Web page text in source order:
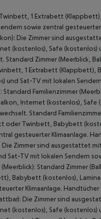
1 Extrabett
sowie zentral
Die Zimmer sind
(kostenlos), Safe (kostenlos)
Zimmer (Meerblick,
1 Extrabett (Klappbett),
und Sat-TV mit lokalen
Familienzimmer
Internet (kostenlos), Safe
Standard
oder Twinbett, Babybett
gesteuerter Klimaanlage.
Die Zimmer sind ausgestattet
Sat-TV mit lokalen Sendern
Standard Zimmer
Babybett (kostenlos),
Klimaanlage.
Die Zimmer sind
(kostenlos), Safe (kostenlos)